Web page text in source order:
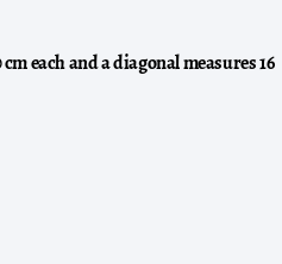
each and a diagonal measures 16